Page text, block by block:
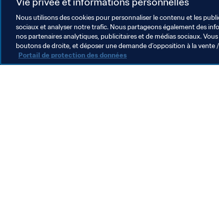
découvrir que ce match n’aura
allons faire honneur à notre pays."
Nous utilisons des cookies pour personnaliser le contenu et les
sociaux et analyser notre trafic. Nous partageons également des
nos partenaires analytiques, publicitaires et de médias sociaux.
boutons de droite, et déposer une demande d’opposition à la
Portail de protection des données